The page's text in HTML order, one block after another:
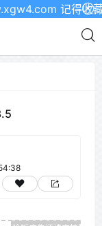
记得收藏哦